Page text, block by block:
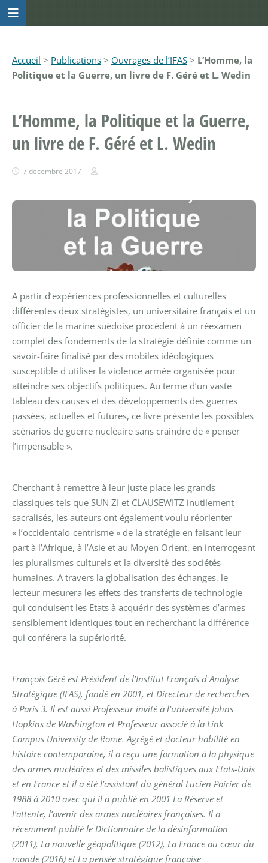
Accueil > Publications > Ouvrages de l’IFAS > L’Homme, la
Politique et la Guerre, un livre de F. Géré et L. Wedin
L’Homme, la Politique et la Guerre,
un livre de F. Géré et L. Wedin
7 décembre 2017
A partir d’expériences professionnelles et culturelles
différentes deux stratégistes, un universitaire français et un
officier de la marine suédoise procèdent à un réexamen
complet des fondements de la stratégie définie comme un
savoir-faire finalisé par des mobiles idéologiques
susceptible d utiliser la violence armée organisée pour
atteindre ses objectifs politiques. Au terme d’un vaste
tableau des causes et des développements des guerres
passées, actuelles et futures, ce livre présente les possibles
scénarios de guerre nucléaire sans craindre de « penser
l’impensable ».
Cherchant à remettre à leur juste place les grands
classiques tels que SUN ZI et CLAUSEWITZ inutilement
sacralisés, les auteurs ont également voulu réorienter
« l’occidentalo-centrisme » de la stratégie en faisant leur
part à l’Afrique, à l’Asie et au Moyen Orient, en interrogeant
les pluralismes culturels et la diversité des sociétés
humaines. A travers la globalisation des échanges, le
lecteur mesurera les effets des transferts de technologie
qui conduisent les Etats à acquérir des systèmes d’armes
sensiblement identiques tout en recherchant la différence
qui conférera la supériorité.
François Géré est Président de l’Institut Français d Analyse
Stratégique (IFAS), fondé en 2001, et Directeur de recherches
à Paris 3. Il est aussi Professeur invité à l’université Johns
Hopkins de Washington et Professeur associé à la Link
Campus University de Rome. Agrégé et docteur habilité en
histoire contemporaine, il a reçu une formation à la physique
des armes nucléaires et des missiles balistiques aux Etats-Unis
et en France et il a été l’assistant du général Lucien Poirier de
1988 à 2010 avec qui il a publié en 2001 La Réserve et
l’attente, l’avenir des armes nucléaires françaises. Il a
récemment publié le Dictionnaire de la désinformation
(2011), La nouvelle géopolitique (2012), La France au cœur du
monde (2016) et La pensée stratégique française